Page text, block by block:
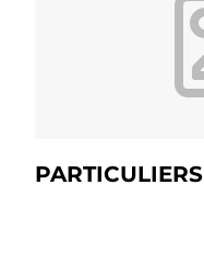
PARTICULIERS